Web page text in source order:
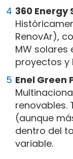
360 Energy
RenovAr),
MW solares
proyectos y
Enel Green
renovables.
(aunque
dentro del
variable.